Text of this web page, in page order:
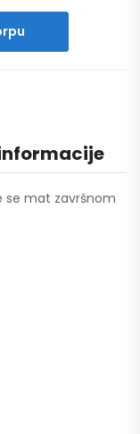
se mat završnom